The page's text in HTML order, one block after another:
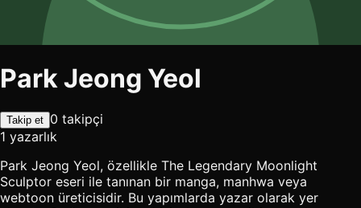
Park Jeong Yeol
Takip et 0 takipçi
1 yazarlık
Park Jeong Yeol, özellikle The Legendary Moonlight
Sculptor eseri ile tanınan bir manga, manhwa veya
webtoon üreticisidir. Bu yapımlarda yazar olarak yer